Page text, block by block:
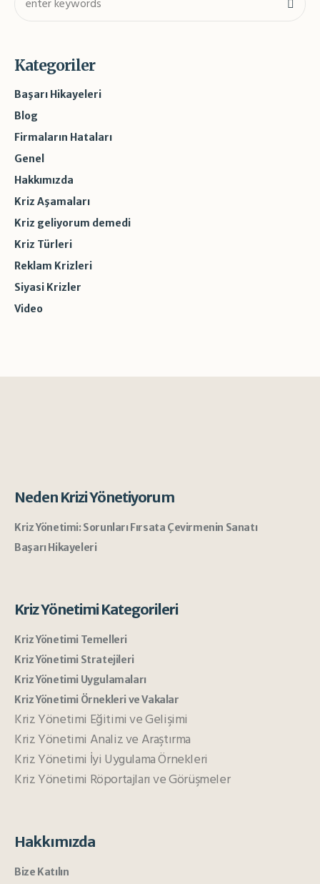
Kategoriler
Başarı Hikayeleri
Blog
Firmaların Hataları
Genel
Hakkımızda
Kriz Aşamaları
Kriz geliyorum demedi
Kriz Türleri
Reklam Krizleri
Siyasi Krizler
Video
Neden Krizi Yönetiyorum
Kriz Yönetimi: Sorunları Fırsata Çevirmenin Sanatı
Başarı Hikayeleri
Kriz Yönetimi Kategorileri
Kriz Yönetimi Temelleri
Kriz Yönetimi Stratejileri
Kriz Yönetimi Uygulamaları
Kriz Yönetimi Örnekleri ve Vakalar
Kriz Yönetimi Eğitimi ve Gelişimi
Kriz Yönetimi Analiz ve Araştırma
Kriz Yönetimi İyi Uygulama Örnekleri
Kriz Yönetimi Röportajları ve Görüşmeler
Hakkımızda
Bize Katılın